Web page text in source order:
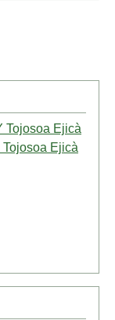
Tojosoa Ejicà
Ejicà